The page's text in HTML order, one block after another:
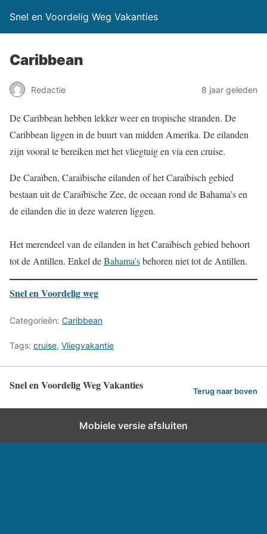
Snel en Voordelig Weg Vakanties
Caribbean
Redactie 8 jaar geleden
De Caribbean hebben lekker weer en tropische stranden. De
Caribbean liggen in de buurt van midden Amerika. De eilanden
zijn vooral te bereiken met het vliegtuig en via een cruise.
De Caraïben, Caraïbische eilanden of het Caraïbisch gebied
bestaan uit de Caraïbische Zee, de oceaan rond de Bahama’s en
de eilanden die in deze wateren liggen.
Het merendeel van de eilanden in het Caraïbisch gebied behoort
tot de Antillen. Enkel deBahama’sbehoren niet tot de Antillen.
Snel en Voordelig weg
Categorieën: Caribbean
Tags: cruise, Vliegvakantie
Snel en Voordelig Weg Vakanties Terug naar boven
Mobiele versie afsluiten